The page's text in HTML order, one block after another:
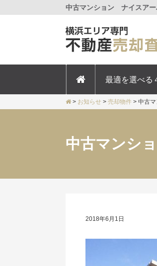
中古マンション ナイスアー
最適を選べる
> お知らせ > 売却物件 > 中古
中古マンシ
2018年6月1日